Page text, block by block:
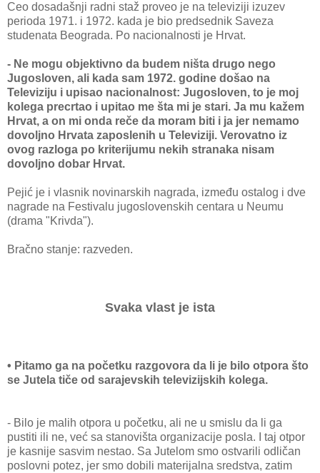
Ceo dosadašnji radni staž proveo je na televiziji izuzev
perioda 1971. i 1972. kada je bio predsednik Saveza
studenata Beograda. Po nacionalnosti je Hrvat.
- Ne mogu objektivno da budem ništa drugo nego
Jugosloven, ali kada sam 1972. godine došao na
Televiziju i upisao nacionalnost: Jugosloven, to je moj
kolega precrtao i upitao me šta mi je stari. Ja mu kažem
Hrvat, a on mi onda reče da moram biti i ja jer nemamo
dovoljno Hrvata zaposlenih u Televiziji. Verovatno iz
ovog razloga po kriterijumu nekih stranaka nisam
dovoljno dobar Hrvat.
Pejić je i vlasnik novinarskih nagrada, između ostalog i dve
nagrade na Festivalu jugoslovenskih centara u Neumu
(drama "Krivda").
Bračno stanje: razveden.
Svaka vlast je ista
• Pitamo ga na početku razgovora da li je bilo otpora što
se Jutela tiče od sarajevskih televizijskih kolega.
- Bilo je malih otpora u početku, ali ne u smislu da li ga
pustiti ili ne, već sa stanovišta organizacije posla. I taj otpor
je kasnije sasvim nestao. Sa Jutelom smo ostvarili odličan
poslovni potez, jer smo dobili materijalna sredstva, zatim